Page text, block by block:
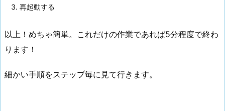
再起動する
以上！めちゃ簡単。これだけの作業であれば5分程度で終わ
ります！
細かい手順をステップ毎に見て行きます。